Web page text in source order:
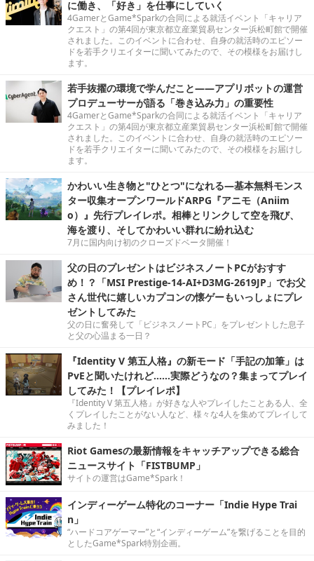
に働き、「好き」を仕事にしていく
4GamerとGame*Sparkの合同による就活イベント「キャリア
クエスト」の第4回が東京都立産業貿易センター浜松町館で開催
されました。このイベントに合わせ、自身の就活時のエピソー
ドを若手クリエイターに聞いてみたので、その模様をお届けし
ます。
若手抜擢の環境で学んだこと――アプリボットの運営
プロデューサーが語る「巻き込み力」の重要性
4GamerとGame*Sparkの合同による就活イベント「キャリア
クエスト」の第4回が東京都立産業貿易センター浜松町館で開催
されました。このイベントに合わせ、自身の就活時のエピソー
ドを若手クリエイターに聞いてみたので、その模様をお届けし
ます。
かわいい生き物と"ひとつ"になれる―基本無料モンス
ター収集オープンワールドARPG『アニモ（Aniim
o）』先行プレイレポ。相棒とリンクして空を飛び、
海を渡り、そしてかわいい群れに紛れ込む
7月に国内向け初のクローズドベータ開催！
父の日のプレゼントはビジネスノートPCがおすす
め！？「MSI Prestige-14-AI+D3MG-2619JP」でお父
さん世代に嬉しいカプコンの懐ゲーもいっしょにプレ
ゼントしてみた
父の日に奮発して「ビジネスノートPC」をプレゼントした息子
と父の心温まる一日？
『Identity V 第五人格』の新モード「手記の加筆」は
PvEと聞いたけれど……実際どうなの？集まってプレイ
してみた！【プレイレポ】
『Identity V 第五人格』が好きな人やプレイしたことある人、全
くプレイしたことがない人など、様々な4人を集めてプレイして
みました！
Riot Gamesの最新情報をキャッチアップできる総合
ニュースサイト「FISTBUMP」
サイトの運営はGame*Spark！
インディーゲーム特化のコーナー「Indie Hype Trai
n」
“ハードコアゲーマー”と“インディーゲーム”を繋げることを目的
としたGame*Spark特別企画。